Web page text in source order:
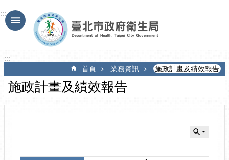
跳到主要內容區塊
:::
:::
首頁 業務資訊 施政計畫及績效報告
施政計畫及績效報告